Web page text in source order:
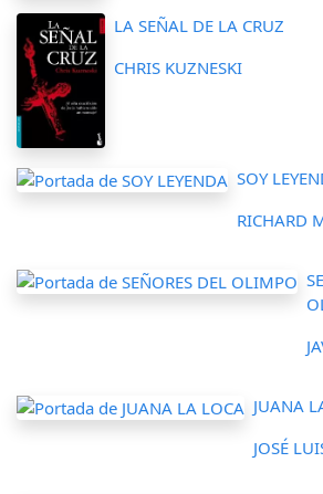
LA SEÑAL DE LA CRUZ
CHRIS KUZNESKI
SOY
RICHARD
JUANA
JOSÉ